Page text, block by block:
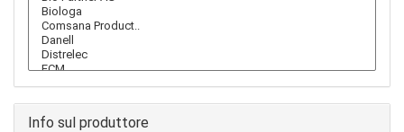
Info sul produttore